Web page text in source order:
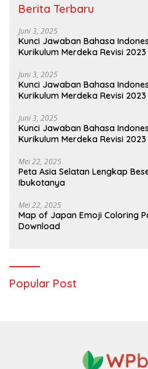
Berita Terbaru
Juni 3, 2025
Kunci Jawaban Bahasa
Kurikulum Merdeka Revisi 2023
Juni 3, 2025
Kunci Jawaban Bahasa
Kurikulum Merdeka Revisi 2023
Juni 3, 2025
Kunci Jawaban Bahasa
Kurikulum Merdeka Revisi 2023
Mei 22, 2025
Peta Asia Selatan Lengkap
Ibukotanya
Mei 22, 2025
Map of Japan Emoji Coloring
Download
Popular Post